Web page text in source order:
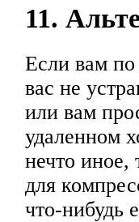
11.
Если вам
вас не
или вам
удаленном
нечто иное,
для
что-нибудь